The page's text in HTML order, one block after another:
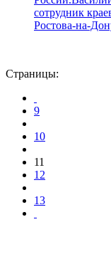
сотрудник
Ростова-на-
Страницы:
9
10
11
12
13